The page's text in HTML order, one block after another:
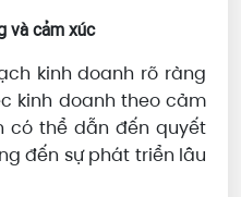
và cảm xúc
kinh doanh rõ ràng
kinh doanh theo cảm
có thể dẫn đến quyết
đến sự phát triển lâu